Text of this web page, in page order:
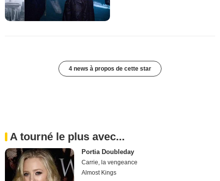
4 news à propos de cette star
A tourné le plus avec...
Portia Doubleday
Carrie, la vengeance
Almost Kings